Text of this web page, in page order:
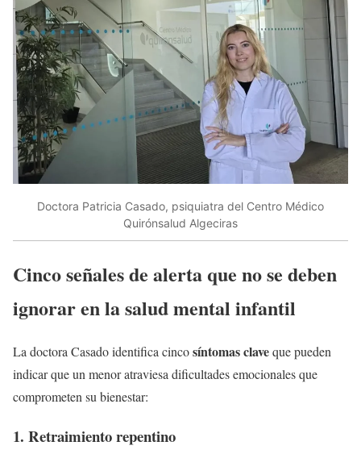
Doctora Patricia Casado, psiquiatra del Centro Médico
Quirónsalud Algeciras
Cinco señales de alerta que no se deben
ignorar en la salud mental infantil
La doctora Casado identifica cincosíntomas claveque pueden
indicar que un menor atraviesa dificultades emocionales que
comprometen su bienestar:
1. Retraimiento repentino